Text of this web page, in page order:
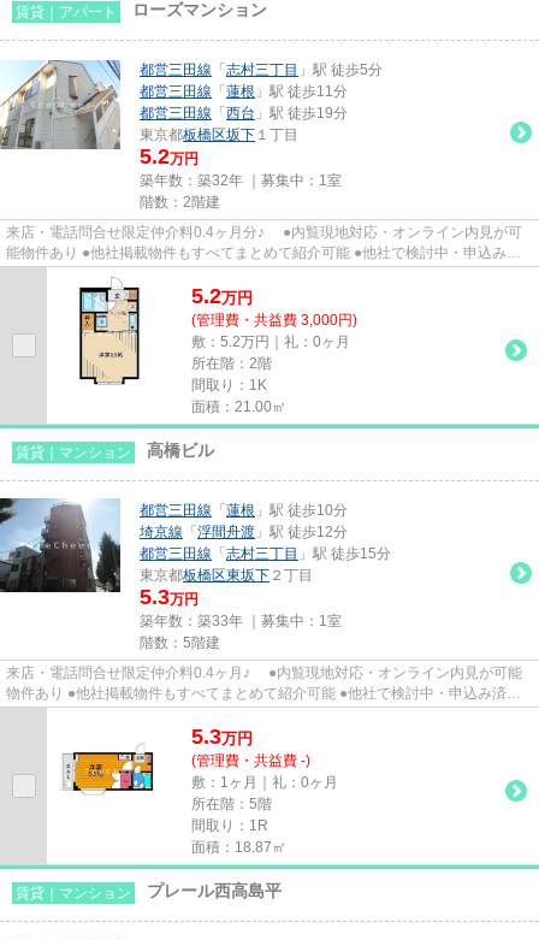
賃貸｜アパート ローズマンション
都営三田線 「 志村三丁目 」駅 徒歩5分
都営三田線 「 蓮根 」駅 徒歩11分
都営三田線 「 西台 」駅 徒歩19分
東京都板橋区坂下 １丁目
5.2万円
築年数：築32年 ｜募集中： 1室
階数：2階建
来店・電話問合せ限定仲介料0.4ヶ月分♪ ●内覧現地対応・オンライン内見が可
能物件あり ●他社掲載物件もすべてまとめて紹介可能 ●他社で検討中・申込み済
みのお客様、初期費用がさら...
5.2万円
(管理費・共益費 3,000円)
敷：5.2万円｜礼：0ヶ月
所在階：2階
間取り：1K
面積：21.00㎡
賃貸｜マンション 高橋ビル
都営三田線 「 蓮根 」駅 徒歩10分
埼京線 「 浮間舟渡 」駅 徒歩12分
都営三田線 「 志村三丁目 」駅 徒歩15分
東京都板橋区東坂下 ２丁目
5.3万円
築年数：築33年 ｜募集中： 1室
階数：5階建
来店・電話問合せ限定仲介料0.4ヶ月♪ ●内覧現地対応・オンライン内見が可能
物件あり ●他社掲載物件もすべてまとめて紹介可能 ●他社で検討中・申込み済み
5.3万円
(管理費・共益費 -)
敷：1ヶ月｜礼：0ヶ月
所在階：5階
間取り：1R
面積：18.87㎡
賃貸｜マンション プレール西高島平